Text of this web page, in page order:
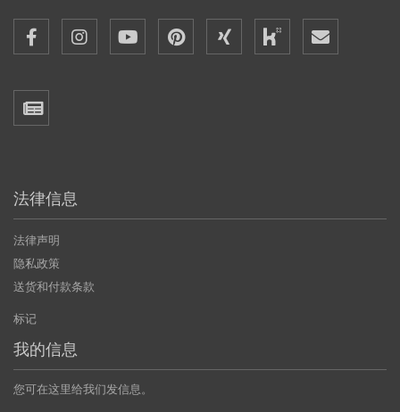
法律信息
法律声明
隐私政策
送货和付款条款
标记
我的信息
您可在这里给我们发信息。